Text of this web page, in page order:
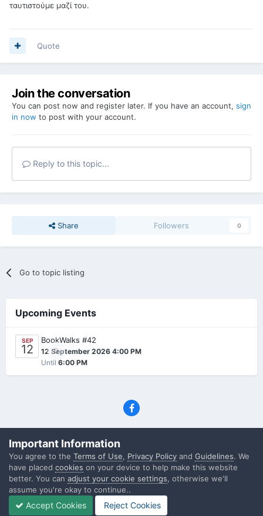
ταυτιστούμε μαζί του.
Quote
Join the conversation
You can post now and register later. If you have an account, sign
in now to post with your account.
Reply to this topic...
Share Followers 0
Go to topic listing
Upcoming Events
SEP
12 0
BookWalks #42
12 September 2026 4:00 PM
Until 6:00 PM
(C) SFF.gr, All rights reserved
Powered by Invision Community
Important Information
You agree to the Terms of Use, Privacy Policy and Guidelines. We
have placed cookies on your device to help make this website
better. You can adjust your cookie settings, otherwise we'll
assume you're okay to continue..
Accept Cookies Reject Cookies